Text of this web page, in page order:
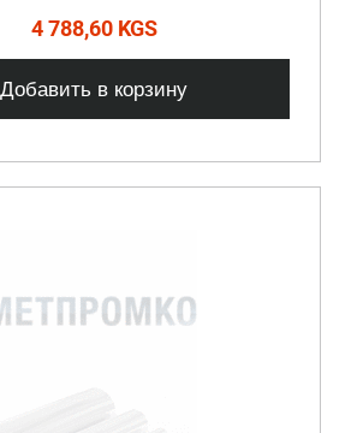
4 788,60 KGS
Добавить в корзину